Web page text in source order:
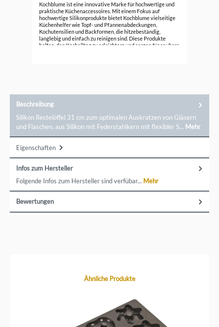
Kochblume ist eine innovative Marke für hochwertige und
praktische Küchenaccessoires. Mit einem Fokus auf
hochwertige Silikonprodukte bietet Kochblume vielseitige
Küchenhelfer wie Topf- und Pfannenabdeckungen,
Kochutensilien und Backformen, die hitzebeständig,
langlebig und einfach zu reinigen sind. Diese Produkte
helfen, den Kochalltag zu erleichtern und sorgen für saubere
Beschreibung
Silikon Restelöffel 31 cm zum optimalen Auskratzen von Gläsern
und Flaschen. aus Silikon mit Federstahlkern mit flexibler S… Mehr
Eigenschaften
Infos zum Hersteller
Folgende Infos zum Hersteller sind verfübar... Mehr
Bewertungen
Produktgalerie überspringenÄhnliche Produkte